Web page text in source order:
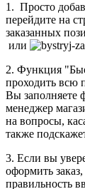
1. Просто
перейдите на
заказанных
или
2. Функция
проходить всю
Вы заполняете
менеджер
на вопросы,
также
3. Если вы
оформить
правильность